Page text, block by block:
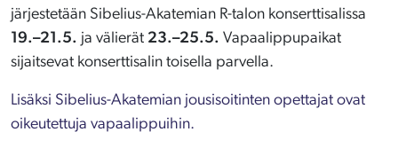
järjestetään Sibelius-Akatemian R-talon konserttisalissa
19.–21.5. ja välierät 23.–25.5. Vapaalippupaikat
sijaitsevat konserttisalin toisella parvella.
Lisäksi Sibelius-Akatemian jousisoitinten opettajat ovat
oikeutettuja vapaalippuihin.